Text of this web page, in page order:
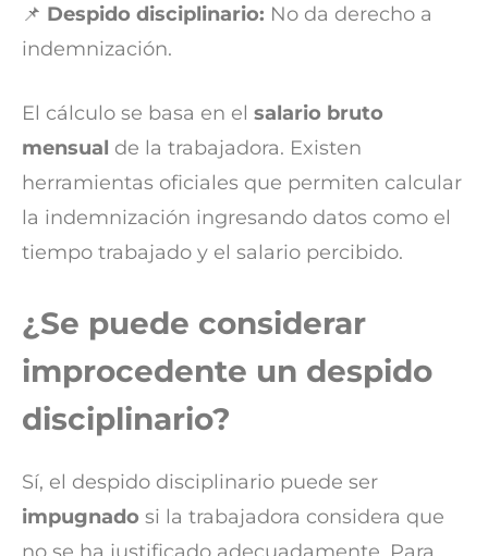
📌 Despido disciplinario: No da derecho a
indemnización.
El cálculo se basa en el salario bruto
mensual de la trabajadora. Existen
herramientas oficiales que permiten calcular
la indemnización ingresando datos como el
tiempo trabajado y el salario percibido.
¿Se puede considerar
improcedente un despido
disciplinario?
Sí, el despido disciplinario puede ser
impugnado si la trabajadora considera que